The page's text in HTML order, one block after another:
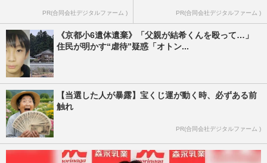
PR(合同会社デジタルファーム ) PR(合同会社デジタルファーム )
《京都小6遺体遺棄》「父親が結希くんを殴って…」
住民が明かす“虐待”疑惑「オトン...
【当選した人が暴露】宝くじ運が動く時、必ずある前
触れ
PR(合同会社デジタルファーム )